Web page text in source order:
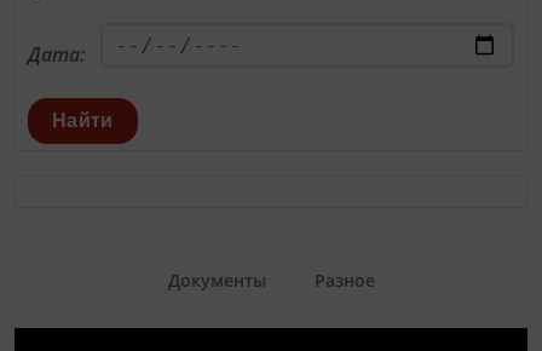
Дата:
Найти
Документы Разное